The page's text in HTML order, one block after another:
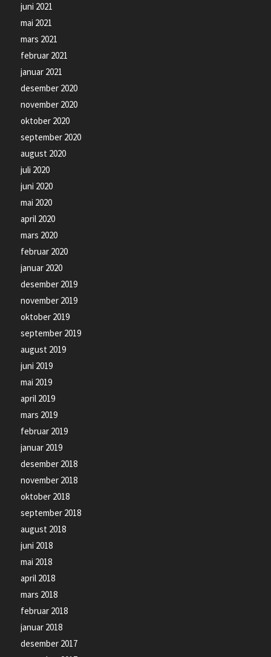
juni 2021
mai 2021
mars 2021
februar 2021
januar 2021
desember 2020
november 2020
oktober 2020
september 2020
august 2020
juli 2020
juni 2020
mai 2020
april 2020
mars 2020
februar 2020
januar 2020
desember 2019
november 2019
oktober 2019
september 2019
august 2019
juni 2019
mai 2019
april 2019
mars 2019
februar 2019
januar 2019
desember 2018
november 2018
oktober 2018
september 2018
august 2018
juni 2018
mai 2018
april 2018
mars 2018
februar 2018
januar 2018
desember 2017